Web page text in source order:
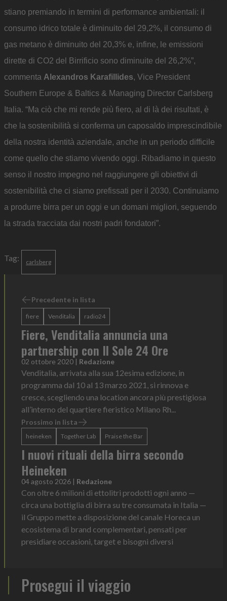
stiano premiando in termini di performance ambientali: il
consumo idrico totale è diminuito del 29,2%, il consumo di
gas metano è diminuito del 20,3% e, infine, le emissioni
dirette di CO2 del Birrificio sono diminuite del 26,2%”,
commenta Alexandros Karafillides, Vice President
Southern Europe & Baltics & Managing Director Carlsberg
Italia. “Ma ciò che mi rende più fiero, al di là dei risultati, è
che la sostenibilità si conferma un caposaldo imprescindibile
della nostra identità aziendale, anche in un periodo difficile
come quello che stiamo vivendo oggi. Ribadiamo in questo
senso il nostro impegno nel raggiungere gli obiettivi di
sostenibilità che ci siamo prefissati per il 2030. Continuiamo
a produrre birra per un oggi e un domani migliori, seguendo
la strada tracciata dai nostri padri fondatori”.
Tag: carlsberg
Precedente in lista
fiere Venditalia radio24
Fiere, Venditalia annuncia una
partnership con Il Sole 24 Ore
02 ottobre 2020 | Redazione
Venditalia, arrivata alla sua 12esima edizione, in
programma dal 10 al 13 marzo 2021, si rinnova e
cresce, scegliendo una location ancora più prestigiosa
all’interno del quartiere fieristico Milano Rh...
Prossimo in lista
heineken Together Lab Praise the Bar
I nuovi rituali della birra secondo
Heineken
04 agosto 2026 | Redazione
Con oltre 6 milioni di ettolitri prodotti ogni anno —
circa una bottiglia di birra su tre consumata in Italia —
il Gruppo mette a disposizione del canale Horeca un
ecosistema di brand complementari, pensati per
presidiare occasioni, target e bisogni diversi
Prosegui il viaggio